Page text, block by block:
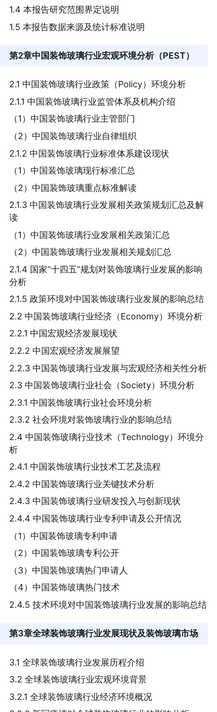
1.4 本报告研究范围界定说明
1.5 本报告数据来源及统计标准说明
第2章中国装饰玻璃行业宏观环境分析（PEST）
2.1 中国装饰玻璃行业政策（Policy）环境分析
2.1.1 中国装饰玻璃行业监管体系及机构介绍
（1）中国装饰玻璃行业主管部门
（2）中国装饰玻璃行业自律组织
2.1.2 中国装饰玻璃行业标准体系建设现状
（1）中国装饰玻璃现行标准汇总
（2）中国装饰玻璃重点标准解读
2.1.3 中国装饰玻璃行业发展相关政策规划汇总及解
读
（1）中国装饰玻璃行业发展相关政策汇总
（2）中国装饰玻璃行业发展相关规划汇总
2.1.4 国家“十四五”规划对装饰玻璃行业发展的影响
分析
2.1.5 政策环境对中国装饰玻璃行业发展的影响总结
2.2 中国装饰玻璃行业经济（Economy）环境分析
2.2.1 中国宏观经济发展现状
2.2.2 中国宏观经济发展展望
2.2.3 中国装饰玻璃行业发展与宏观经济相关性分析
2.3 中国装饰玻璃行业社会（Society）环境分析
2.3.1 中国装饰玻璃行业社会环境分析
2.3.2 社会环境对装饰玻璃行业的影响总结
2.4 中国装饰玻璃行业技术（Technology）环境分
析
2.4.1 中国装饰玻璃行业技术工艺及流程
2.4.2 中国装饰玻璃行业关键技术分析
2.4.3 中国装饰玻璃行业研发投入与创新现状
2.4.4 中国装饰玻璃行业专利申请及公开情况
（1）中国装饰玻璃专利申请
（2）中国装饰玻璃专利公开
（3）中国装饰玻璃热门申请人
（4）中国装饰玻璃热门技术
2.4.5 技术环境对中国装饰玻璃行业发展的影响总结
第3章全球装饰玻璃行业发展现状及装饰玻璃市场
3.1 全球装饰玻璃行业发展历程介绍
3.2 全球装饰玻璃行业宏观环境背景
3.2.1 全球装饰玻璃行业经济环境概况